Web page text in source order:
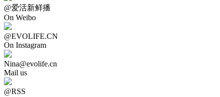
@爱活新鲜播
On Weibo
@EVOLIFE.CN
On Instagram
Nina@evolife.cn
Mail us
@RSS